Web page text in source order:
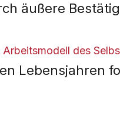
äußere
des
Lebensjahren